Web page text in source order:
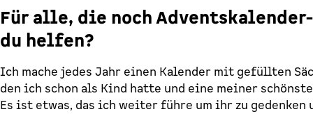
Für alle, die noch
du helfen?
Ich mache jedes Jahr einen Kalender mit gefüllten
den ich schon als Kind hatte und eine meiner
Es ist etwas, das ich weiter führe um ihr zu gedenken